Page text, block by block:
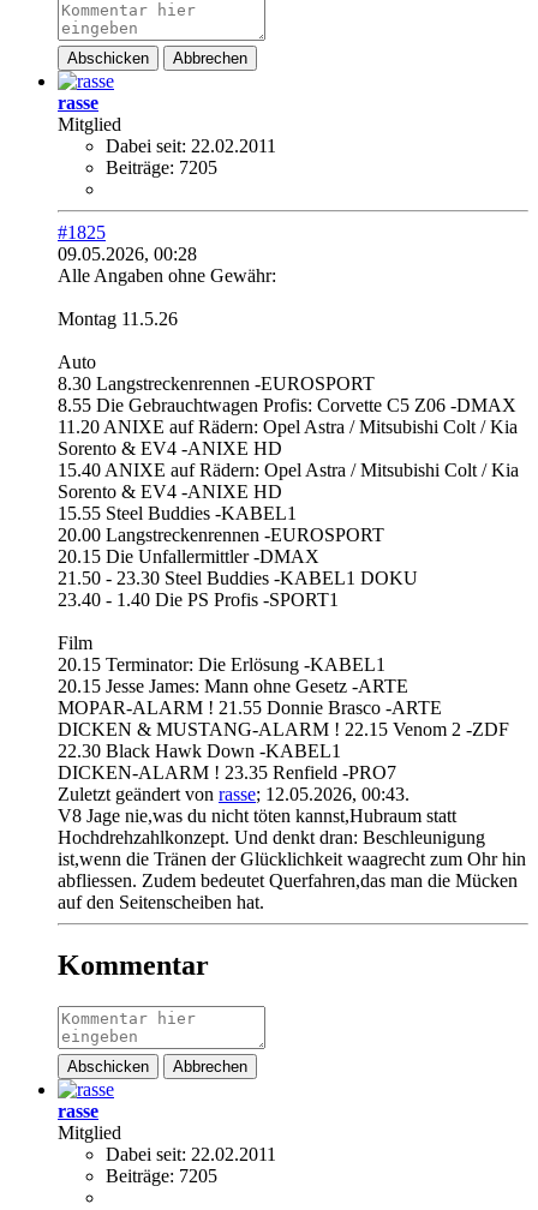
Abschicken Abbrechen
rasse
Mitglied
Dabei seit: 22.02.2011
Beiträge: 7205
#1825
09.05.2026, 00:28
Alle Angaben ohne Gewähr:
Montag 11.5.26
Auto
8.30 Langstreckenrennen -EUROSPORT
8.55 Die Gebrauchtwagen Profis: Corvette C5 Z06 -DMAX
11.20 ANIXE auf Rädern: Opel Astra / Mitsubishi Colt / Kia
Sorento & EV4 -ANIXE HD
15.40 ANIXE auf Rädern: Opel Astra / Mitsubishi Colt / Kia
Sorento & EV4 -ANIXE HD
15.55 Steel Buddies -KABEL1
20.00 Langstreckenrennen -EUROSPORT
20.15 Die Unfallermittler -DMAX
21.50 - 23.30 Steel Buddies -KABEL1 DOKU
23.40 - 1.40 Die PS Profis -SPORT1
Film
20.15 Terminator: Die Erlösung -KABEL1
20.15 Jesse James: Mann ohne Gesetz -ARTE
MOPAR-ALARM ! 21.55 Donnie Brasco -ARTE
DICKEN & MUSTANG-ALARM ! 22.15 Venom 2 -ZDF
22.30 Black Hawk Down -KABEL1
DICKEN-ALARM ! 23.35 Renfield -PRO7
Zuletzt geändert von rasse; 12.05.2026, 00:43.
V8 Jage nie,was du nicht töten kannst,Hubraum statt
Hochdrehzahlkonzept. Und denkt dran: Beschleunigung
ist,wenn die Tränen der Glücklichkeit waagrecht zum Ohr hin
abfliessen. Zudem bedeutet Querfahren,das man die Mücken
auf den Seitenscheiben hat.
Kommentar
Abschicken Abbrechen
rasse
Mitglied
Dabei seit: 22.02.2011
Beiträge: 7205